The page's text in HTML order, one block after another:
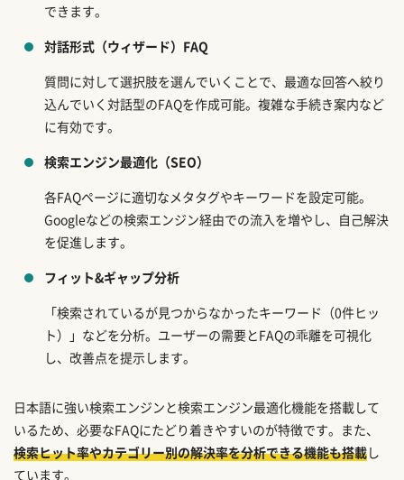
できます。
対話形式（ウィザード）FAQ
質問に対して選択肢を選んでいくことで、最適な回答へ絞り
込んでいく対話型のFAQを作成可能。複雑な手続き案内など
に有効です。
検索エンジン最適化（SEO）
各FAQページに適切なメタタグやキーワードを設定可能。
Googleなどの検索エンジン経由での流入を増やし、自己解決
を促進します。
フィット&ギャップ分析
「検索されているが見つからなかったキーワード（0件ヒッ
ト）」などを分析。ユーザーの需要とFAQの乖離を可視化
し、改善点を提示します。
日本語に強い検索エンジンと検索エンジン最適化機能を搭載して
いるため、必要なFAQにたどり着きやすいのが特徴です。また、
検索ヒット率やカテゴリー別の解決率を分析できる機能も搭載し
ています。